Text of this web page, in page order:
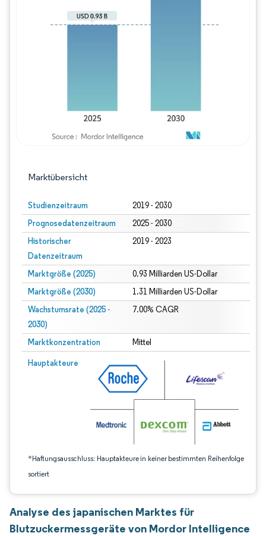
Marktübersicht
Studienzeitraum 2019 - 2030
Prognosedatenzeitraum 2025 - 2030
Historischer
Datenzeitraum
2019 - 2023
Marktgröße (2025) 0.93 Milliarden US-Dollar
Marktgröße (2030) 1.31 Milliarden US-Dollar
Wachstumsrate (2025 -
2030)
7.00% CAGR
Marktkonzentration Mittel
Hauptakteure
*Haftungsausschluss: Hauptakteure in keiner bestimmten Reihenfolge
sortiert
Bild © Mordor Intelligence. Wiederverwendung erfordert Namensnennung
Analyse des japanischen Marktes für
Blutzuckermessgeräte von Mordor Intelligence